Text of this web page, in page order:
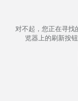
对不起，您正在寻找
览器上的刷新按